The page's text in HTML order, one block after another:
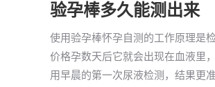
验孕棒多久能测出来
使用验孕棒怀孕自测的工作原理是
价格孕数天后它就会出现在血液里
用早晨的第一次尿液检测，结果更